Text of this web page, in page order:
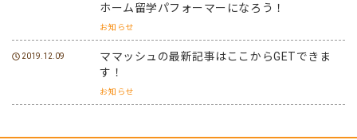
ホーム留学パフォーマーになろう！
お知らせ
2019.12.09
ママッシュの最新記事はここからGETできま
す！
お知らせ